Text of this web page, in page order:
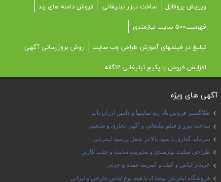
ویرایش پروفایل
ساخت تیزر تبلیغاتی
فروش دامنه های رند
فهرست500 سایت نیازمندی
تبلیغ در فیلمهای آموزش طراحی وب سایت
روش بروزرسانی آگهی
افزایش فروش با پکیج تبلیغاتی 12گانه
آگهی های ویژه
طلاگستر فروش نام رند سایتها و دامین ارزان ناب
ساخت تیزر و فیلم تبلیغاتی و آگهی تجاری و صنعتی
سرمایه گذاری با سود بالا در شغل پرسود اینترنتی
طراحی سایت نیازمندی و مدیریت سایت و جذب کاربر
خریدار لباس و کیف و کمربند عمده و جزئی
فروشگاه اینترنتی پوشاک با همه نوع لباس خارجی و ایرانی